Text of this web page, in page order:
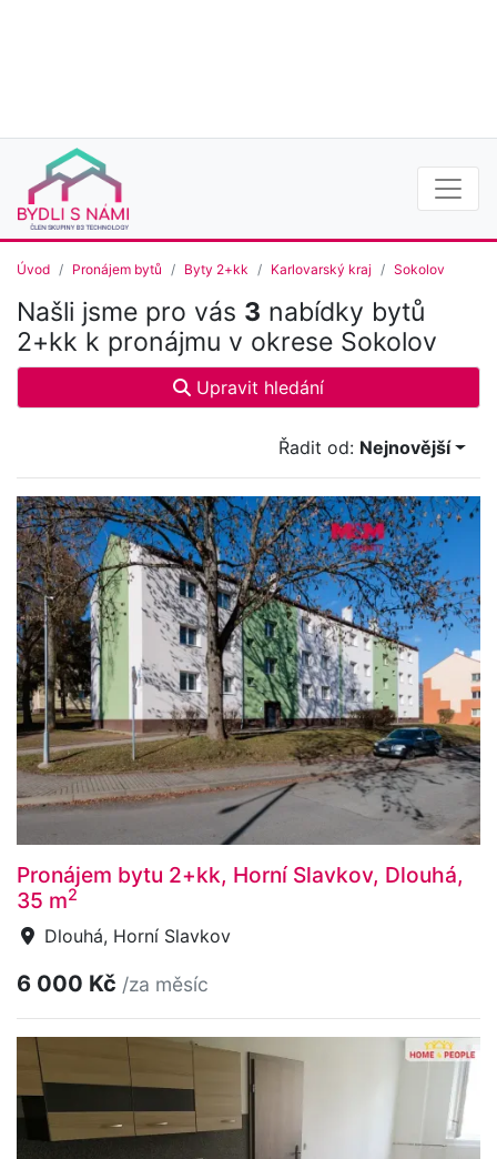
Úvod Pronájem bytů Byty 2+kk Karlovarský kraj Sokolov
Našli jsme pro vás 3 nabídky bytů
2+kk k pronájmu v okrese Sokolov
Upravit hledání
Řadit od: Nejnovější
Pronájem bytu 2+kk, Horní Slavkov, Dlouhá,
35 m2
Dlouhá, Horní Slavkov
6 000 Kč /za měsíc